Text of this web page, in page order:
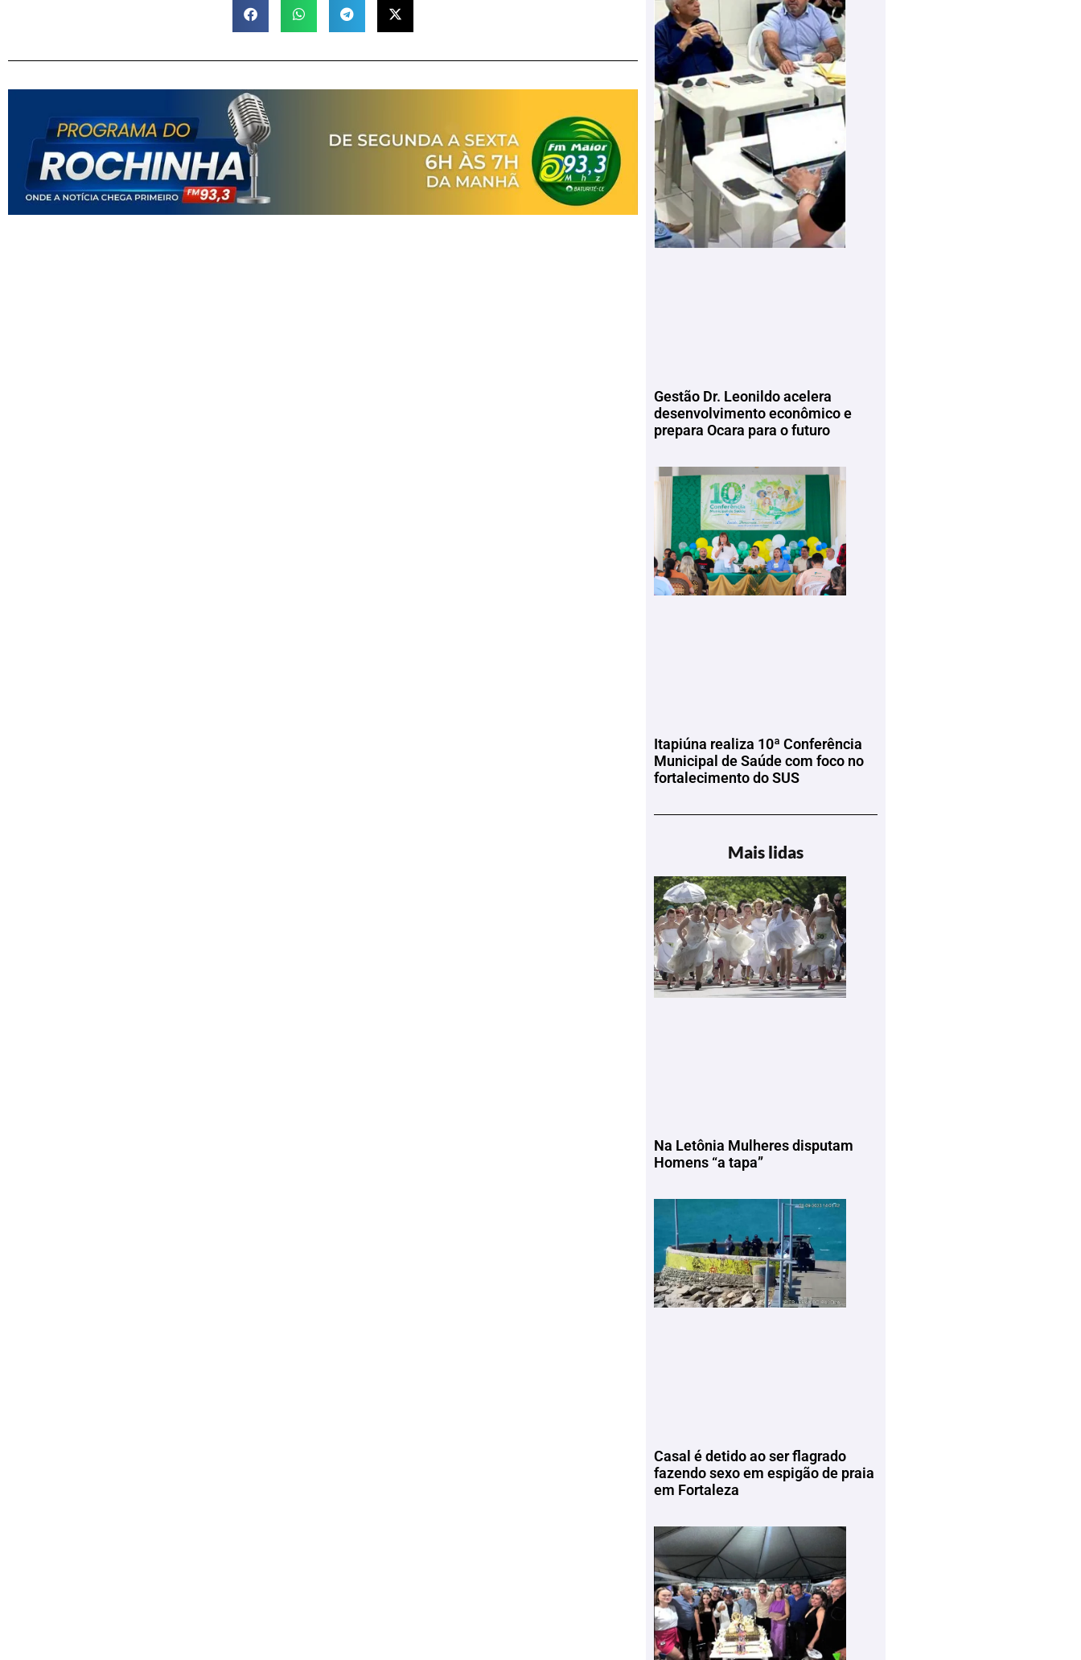
Gestão Dr. Leonildo acelera
desenvolvimento econômico e
prepara Ocara para o futuro
Itapiúna realiza 10ª Conferência
Municipal de Saúde com foco no
fortalecimento do SUS
Mais lidas
Na Letônia Mulheres disputam
Homens “a tapa”
Casal é detido ao ser flagrado
fazendo sexo em espigão de praia
em Fortaleza